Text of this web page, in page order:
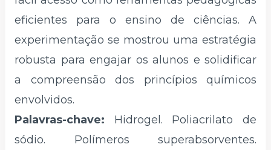
eficientes para o ensino de ciências. A
experimentação se mostrou uma estratégia
robusta para engajar os alunos e solidificar
a compreensão dos princípios químicos
envolvidos.
Palavras-chave: Hidrogel. Poliacrilato de
sódio. Polímeros superabsorventes.